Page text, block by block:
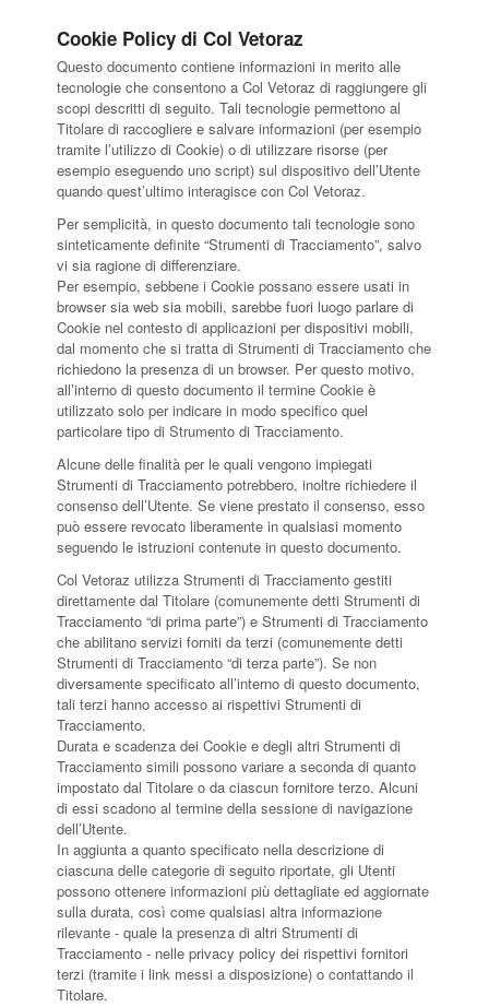
Cookie Policy di Col Vetoraz
Questo documento contiene informazioni in merito alle
tecnologie che consentono a Col Vetoraz di raggiungere gli
scopi descritti di seguito. Tali tecnologie permettono al
Titolare di raccogliere e salvare informazioni (per esempio
tramite l’utilizzo di Cookie) o di utilizzare risorse (per
esempio eseguendo uno script) sul dispositivo dell’Utente
quando quest’ultimo interagisce con Col Vetoraz.
Per semplicità, in questo documento tali tecnologie sono
sinteticamente definite “Strumenti di Tracciamento”, salvo
vi sia ragione di differenziare.
Per esempio, sebbene i Cookie possano essere usati in
browser sia web sia mobili, sarebbe fuori luogo parlare di
Cookie nel contesto di applicazioni per dispositivi mobili,
dal momento che si tratta di Strumenti di Tracciamento che
richiedono la presenza di un browser. Per questo motivo,
all’interno di questo documento il termine Cookie è
utilizzato solo per indicare in modo specifico quel
particolare tipo di Strumento di Tracciamento.
Alcune delle finalità per le quali vengono impiegati
Strumenti di Tracciamento potrebbero, inoltre richiedere il
consenso dell’Utente. Se viene prestato il consenso, esso
può essere revocato liberamente in qualsiasi momento
seguendo le istruzioni contenute in questo documento.
Col Vetoraz utilizza Strumenti di Tracciamento gestiti
direttamente dal Titolare (comunemente detti Strumenti di
Tracciamento “di prima parte”) e Strumenti di Tracciamento
che abilitano servizi forniti da terzi (comunemente detti
Strumenti di Tracciamento “di terza parte”). Se non
diversamente specificato all’interno di questo documento,
tali terzi hanno accesso ai rispettivi Strumenti di
Tracciamento.
Durata e scadenza dei Cookie e degli altri Strumenti di
Tracciamento simili possono variare a seconda di quanto
impostato dal Titolare o da ciascun fornitore terzo. Alcuni
di essi scadono al termine della sessione di navigazione
dell’Utente.
In aggiunta a quanto specificato nella descrizione di
ciascuna delle categorie di seguito riportate, gli Utenti
possono ottenere informazioni più dettagliate ed aggiornate
sulla durata, così come qualsiasi altra informazione
rilevante - quale la presenza di altri Strumenti di
Tracciamento - nelle privacy policy dei rispettivi fornitori
terzi (tramite i link messi a disposizione) o contattando il
Titolare.